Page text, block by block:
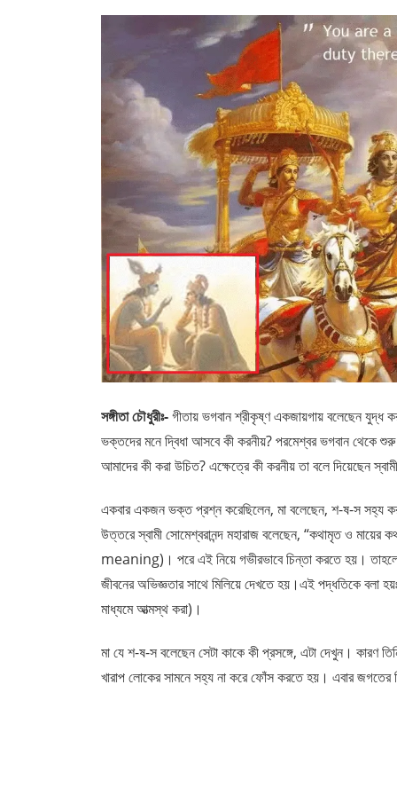
সঙ্গীতা চৌধুরীঃ-গীতায় ভগবান শ্রীকৃষ্ণ একজায়গায় বলেছেন যুদ্ধ
ভক্তদের মনে দ্বিধা আসবে কী করনীয়? পরমেশ্বর ভগবান থেকে
আমাদের কী করা উচিত? এক্ষেত্রে কী করনীয় তা বলে দিয়েছেন
একবার একজন ভক্ত প্রশ্ন করেছিলেন, মা বলেছেন, শ-ষ-স সহ্য
উত্তরে স্বামী সোমেশ্বরানন্দ মহারাজ বলেছেন, “কথামৃত ও
meaning)। পরে এই নিয়ে গভীরভাবে চিন্তা করতে হয়।
জীবনের অভিজ্ঞতার সাথে মিলিয়ে দেখতে হয়।এই পদ্ধতিকে বলা
মাধ্যমে আত্মস্থ করা)।
মা যে শ-ষ-স বলেছেন সেটা কাকে কী প্রসঙ্গে, এটা দেখুন। কারণ
খারাপ লোকের সামনে সহ্য না করে ফোঁস করতে হয়। এবার জগতের